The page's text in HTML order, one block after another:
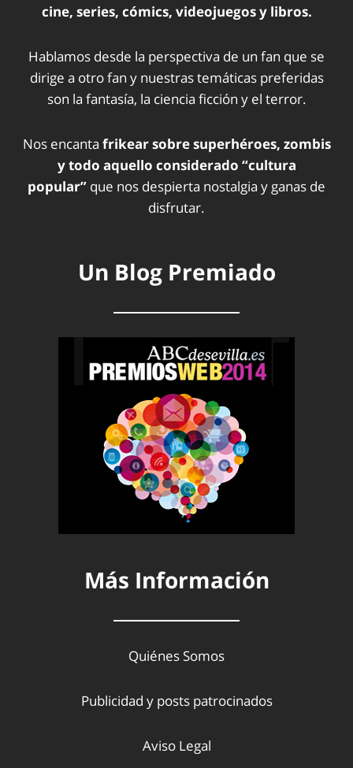
cine, series, cómics, videojuegos y libros.
Hablamos desde la perspectiva de un fan que se
dirige a otro fan y nuestras temáticas preferidas
son la fantasía, la ciencia ficción y el terror.
Nos encanta frikear sobre superhéroes, zombis
y todo aquello considerado “cultura
popular” que nos despierta nostalgia y ganas de
disfrutar.
Un Blog Premiado
Más Información
Quiénes Somos
Publicidad y posts patrocinados
Aviso Legal